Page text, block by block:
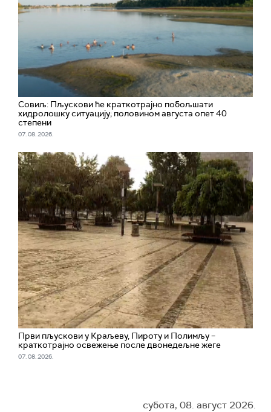
Совиљ: Пљускови ће краткотрајно побољшати
хидролошку ситуацију; половином августа опет 40
степени
07. 08. 2026.
Први пљускови у Краљеву, Пироту и Полимљу –
краткотрајно освежење после двонедељне жеге
07. 08. 2026.
субота, 08. август 2026.